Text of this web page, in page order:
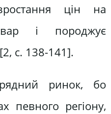
цін на
і породжує
c. 138-141].
ринок, бо
певного регіону,